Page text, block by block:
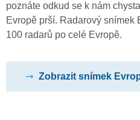
poznáte odkud se k nám
Evropě prší. Radarový snímek
100 radarů po celé Evropě.
Zobrazit snímek